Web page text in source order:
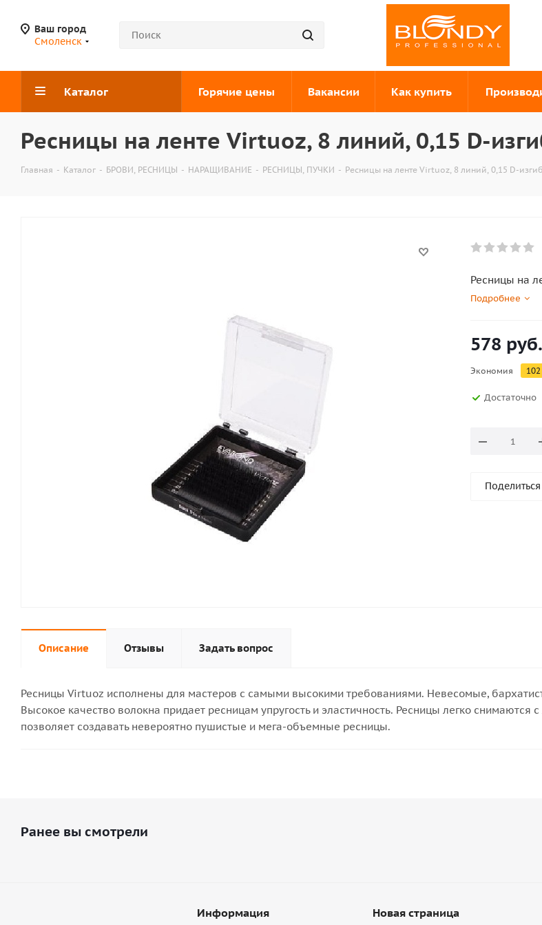
Ваш город
Смоленск
Каталог Горячие цены Вакансии Как купить
Ресницы на ленте Virtuoz, 8 линий, 0,15 D-
Главная - Каталог - БРОВИ, РЕСНИЦЫ - НАРАЩИВАНИЕ - РЕСНИЦЫ, ПУЧКИ - Ресницы на ленте Virtuoz, 8 линий, 0,15 D-
Ресницы на
Подробнее
578 руб.
Экономия 102
Достаточно
Поделиться
Описание Отзывы Задать вопрос
Ресницы Virtuoz исполнены для мастеров с самыми высокими требованиями. Невесомые,
Высокое качество волокна придает ресницам упругость и эластичность. Ресницы легко
позволяет создавать невероятно пушистые и мега-объемные ресницы.
Ранее вы смотрели
Информация Новая страница